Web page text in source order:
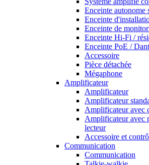
Enceinte autonome
Enceinte
Enceinte de
Enceinte Hi-Fi /
Enceinte PoE /
Accessoire
Pièce détachée
Mégaphone
Amplificateur
Amplificateur
Amplificateur
Amplificateur avec
Amplificateur avec
lecteur
Accessoire et
Communication
Communication